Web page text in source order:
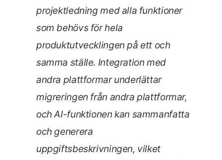
projektledning med alla funktioner
som behövs för hela
produktutvecklingen på ett och
samma ställe. Integration med
andra plattformar underlättar
migreringen från andra plattformar,
och AI-funktionen kan sammanfatta
och generera
uppgiftsbeskrivningen, vilket